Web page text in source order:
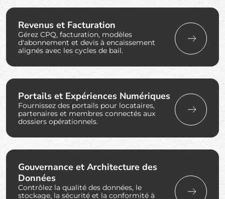
Revenus et Facturation
Gérez CPQ, facturation, modèles
d'abonnement et devis à encaissement
alignés avec les cycles de bail.
Portails et Expériences Numériques
Fournissez des portails pour locataires,
partenaires et membres connectés aux
dossiers opérationnels.
Gouvernance et Architecture des
Données
Contrôlez la qualité des données, le
stockage, la sécurité et la conformité à